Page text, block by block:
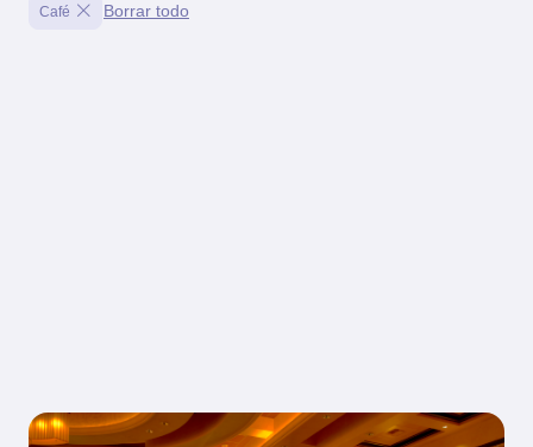
Café Borrar todo